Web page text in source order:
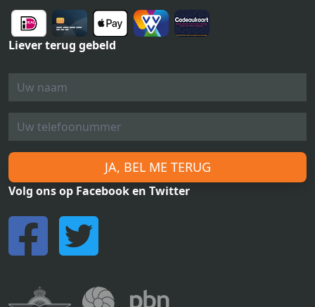
Liever terug gebeld
JA, BEL ME TERUG
Volg ons op Facebook en Twitter